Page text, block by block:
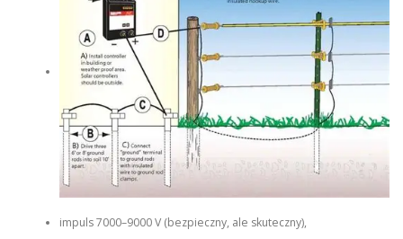
impuls 7000–9000 V (bezpieczny, ale skuteczny),